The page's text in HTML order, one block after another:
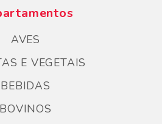
AVES
E VEGETAIS
BEBIDAS
BOVINOS